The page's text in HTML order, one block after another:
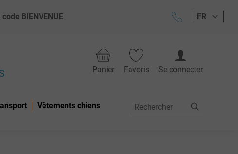
BIENVENUE FR
Panier Favoris Se connecter
Vêtements chiens